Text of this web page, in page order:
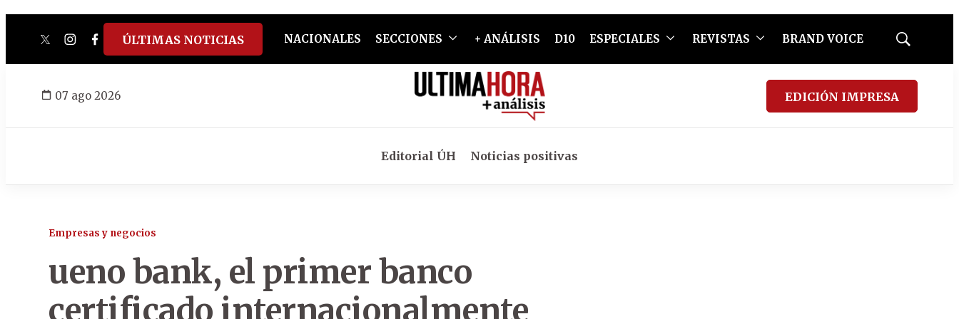
twitterinstagram
facebook
tiktokyoutube
spotify
ÚLTIMAS NOTICIAS NACIONALES SECCIONES + ANÁLISIS D10 ESPECIALES REVISTAS BRAND VOICE
Mostrar
07 ago 2026 EDICIÓN IMPRESA
Editorial ÚH Noticias positivas
Empresas y negocios
ueno bank, el primer banco
certificado internacionalmente